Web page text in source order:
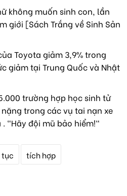
không muốn sinh con, lần
giới [Sách Trắng về Sinh Sản
Toyota giảm 3,9% trong
giảm tại Trung Quốc và Nhật
trường hợp học sinh tử
trong các vụ tai nạn xe
"Hãy đội mũ bảo hiểm!"
tích hợp